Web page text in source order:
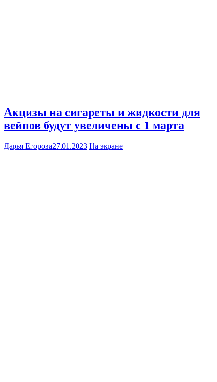
Акцизы на сигареты и жидкости для
вейпов будут увеличены с 1 марта
Дарья Егорова27.01.2023 На экране